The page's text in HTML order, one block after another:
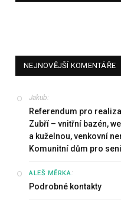
NEJNOVĚJŠÍ KOMENTÁŘE
Jakub:
Referendum pro
Zubří – vnitřní bazén,
a kuželnou, venkovní
Komunitní dům pro
ALEŠ MĚRKA:
Podrobné kontakty